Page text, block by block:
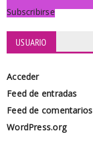
Subscribirse
USUARIO
Acceder
Feed de entradas
Feed de comentarios
WordPress.org